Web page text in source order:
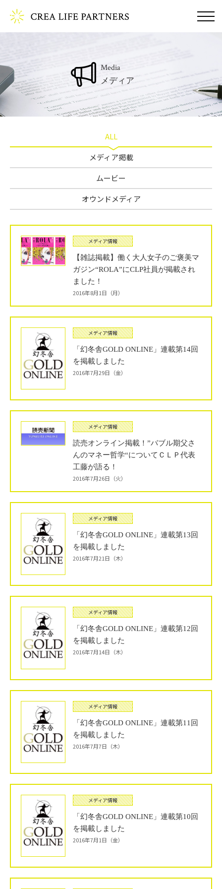
Media
メディア
ALL
メディア掲載
ムービー
オウンドメディア
メディア情報
【雑誌掲載】働く大人女子のご褒美マ
ガジン“ROLA”にCLP社員が掲載され
ました！
2016年8月1日（月）
メディア情報
「幻冬舎GOLD ONLINE」連載第14回
を掲載しました
2016年7月29日（金）
メディア情報
読売オンライン掲載！”バブル期父さ
んのマネー哲学“についてＣＬＰ代表
工藤が語る！
2016年7月26日（火）
メディア情報
「幻冬舎GOLD ONLINE」連載第13回
を掲載しました
2016年7月21日（木）
メディア情報
「幻冬舎GOLD ONLINE」連載第12回
を掲載しました
2016年7月14日（木）
メディア情報
「幻冬舎GOLD ONLINE」連載第11回
を掲載しました
2016年7月7日（木）
メディア情報
「幻冬舎GOLD ONLINE」連載第10回
を掲載しました
2016年7月1日（金）